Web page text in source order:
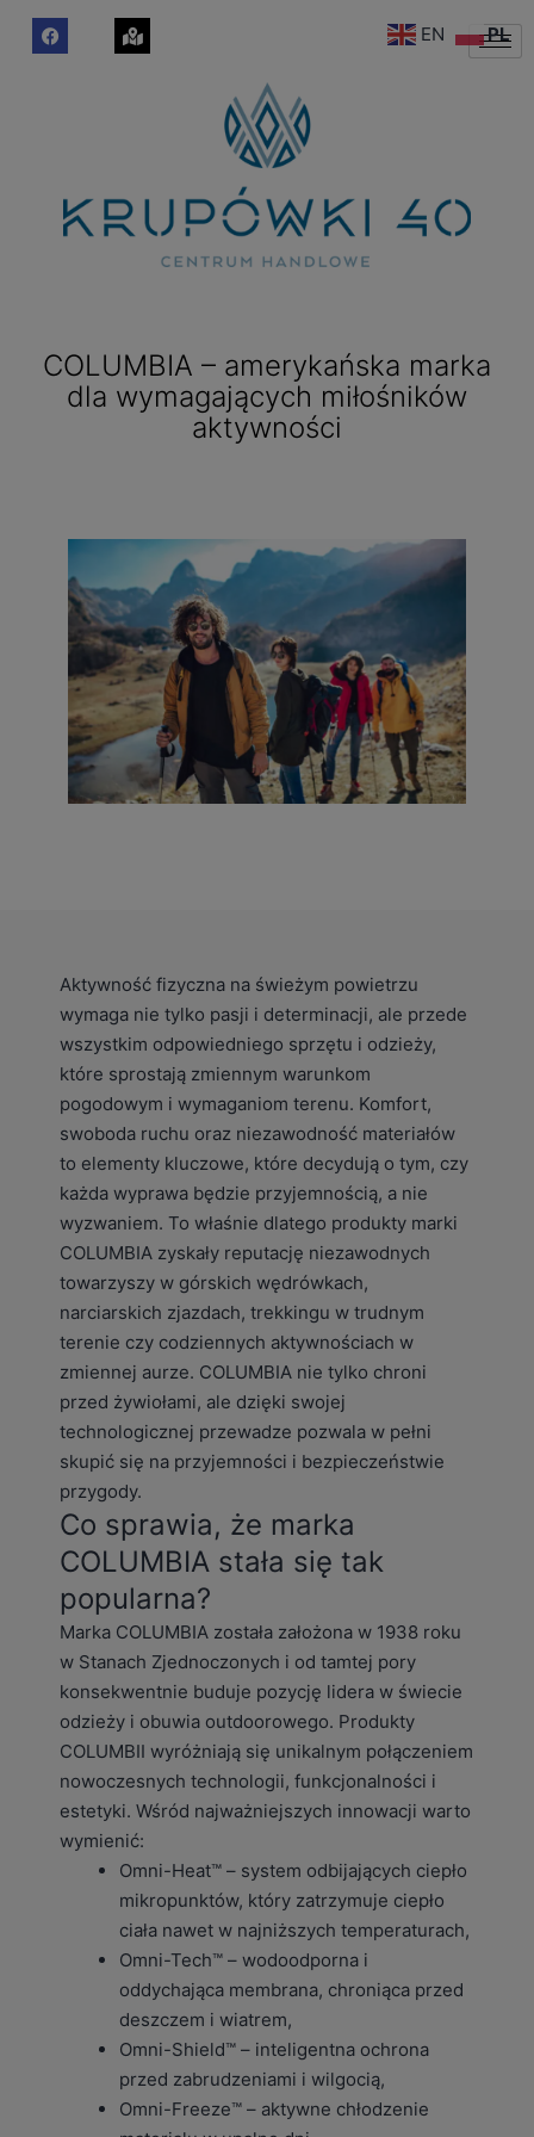
COLUMBIA – amerykańska marka
dla wymagających miłośników
aktywności
Aktywność fizyczna na świeżym powietrzu
wymaga nie tylko pasji i determinacji, ale przede
wszystkim odpowiedniego sprzętu i odzieży,
które sprostają zmiennym warunkom
pogodowym i wymaganiom terenu. Komfort,
swoboda ruchu oraz niezawodność materiałów
to elementy kluczowe, które decydują o tym, czy
każda wyprawa będzie przyjemnością, a nie
wyzwaniem. To właśnie dlatego produkty marki
COLUMBIA zyskały reputację niezawodnych
towarzyszy w górskich wędrówkach,
narciarskich zjazdach, trekkingu w trudnym
terenie czy codziennych aktywnościach w
zmiennej aurze. COLUMBIA nie tylko chroni
przed żywiołami, ale dzięki swojej
technologicznej przewadze pozwala w pełni
skupić się na przyjemności i bezpieczeństwie
przygody.
Co sprawia, że marka
COLUMBIA stała się tak
popularna?
Marka COLUMBIA została założona w 1938 roku
w Stanach Zjednoczonych i od tamtej pory
konsekwentnie buduje pozycję lidera w świecie
odzieży i obuwia outdoorowego. Produkty
COLUMBII wyróżniają się unikalnym połączeniem
nowoczesnych technologii, funkcjonalności i
estetyki. Wśród najważniejszych innowacji warto
wymienić:
Omni-Heat™ – system odbijających ciepło
mikropunktów, który zatrzymuje ciepło
ciała nawet w najniższych temperaturach,
Omni-Tech™ – wodoodporna i
oddychająca membrana, chroniąca przed
deszczem i wiatrem,
Omni-Shield™ – inteligentna ochrona
przed zabrudzeniami i wilgocią,
Omni-Freeze™ – aktywne chłodzenie
EN PL